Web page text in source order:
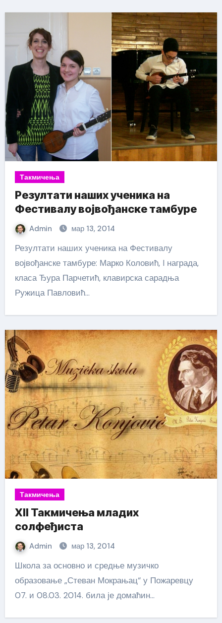
Такмичења
Резултати наших ученика на
Фестивалу војвођанске тамбуре
Admin мар 13, 2014
Резултати наших ученика на Фестивалу
војвођанске тамбуре: Марко Коловић, I награда,
класа Ђура Парчетић, клавирска сарадња
Ружица Павловић…
Такмичења
XII Такмичења младих
солфеђиста
Admin мар 13, 2014
Школа за основно и средње музичко
образовање „Стеван Мокрањац“ у Пожаревцу
07. и 08.03. 2014. била је домаћин…